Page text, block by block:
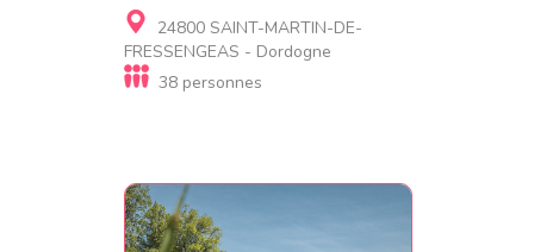
Gite, Village de gites,
Résidence de tourisme,
Gite de luxe
Le Domaine 4 gites regroupés
24800 SAINT-MARTIN-DE-
FRESSENGEAS - Dordogne
38 personnes